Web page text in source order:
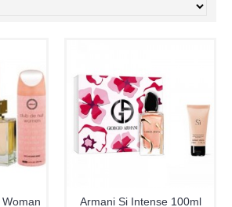
Armani Si Intense 100ml